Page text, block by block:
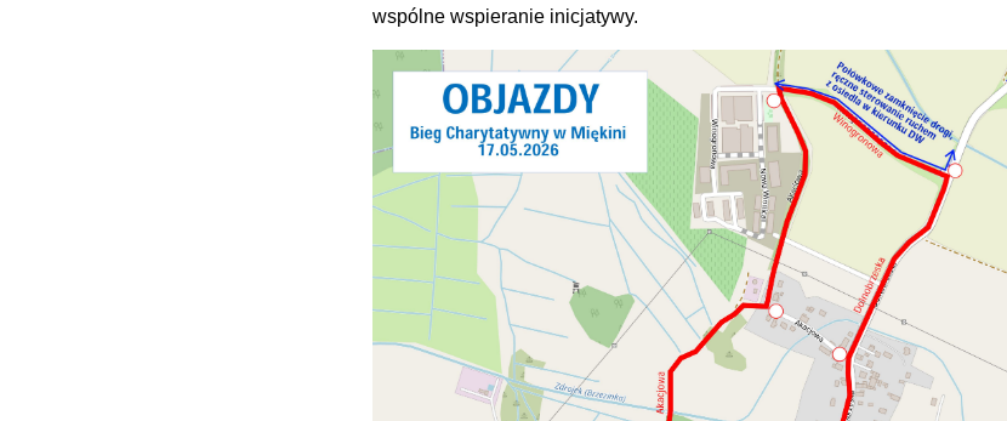
wspólne wspieranie inicjatywy.